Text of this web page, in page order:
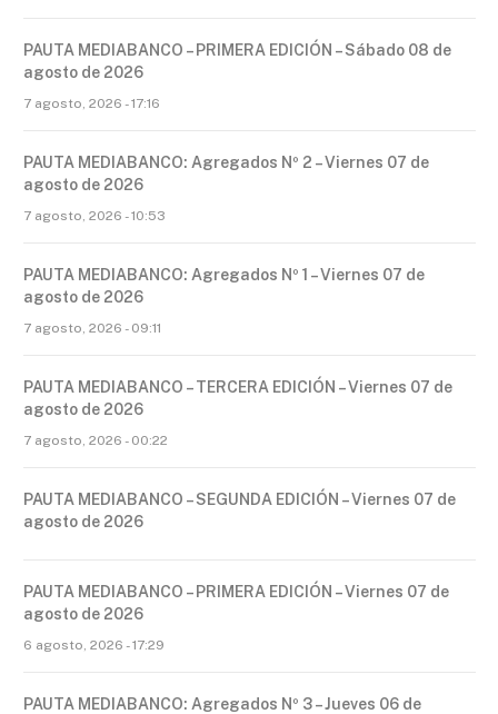
PAUTA MEDIABANCO – PRIMERA EDICIÓN – Sábado 08 de
agosto de 2026
7 agosto, 2026 - 17:16
PAUTA MEDIABANCO: Agregados Nº 2 – Viernes 07 de
agosto de 2026
7 agosto, 2026 - 10:53
PAUTA MEDIABANCO: Agregados Nº 1 – Viernes 07 de
agosto de 2026
7 agosto, 2026 - 09:11
PAUTA MEDIABANCO – TERCERA EDICIÓN – Viernes 07 de
agosto de 2026
7 agosto, 2026 - 00:22
PAUTA MEDIABANCO – SEGUNDA EDICIÓN – Viernes 07 de
agosto de 2026
PAUTA MEDIABANCO – PRIMERA EDICIÓN – Viernes 07 de
agosto de 2026
6 agosto, 2026 - 17:29
PAUTA MEDIABANCO: Agregados Nº 3 – Jueves 06 de